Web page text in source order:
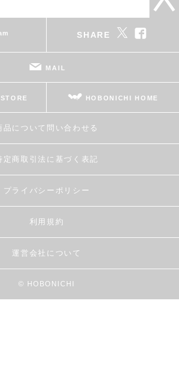
SHARE
MAIL
HOBONICHI HOME
品について問い合わせる
定商取引法に基づく表記
プライバシーポリシー
利用規約
運営会社について
© HOBONICHI